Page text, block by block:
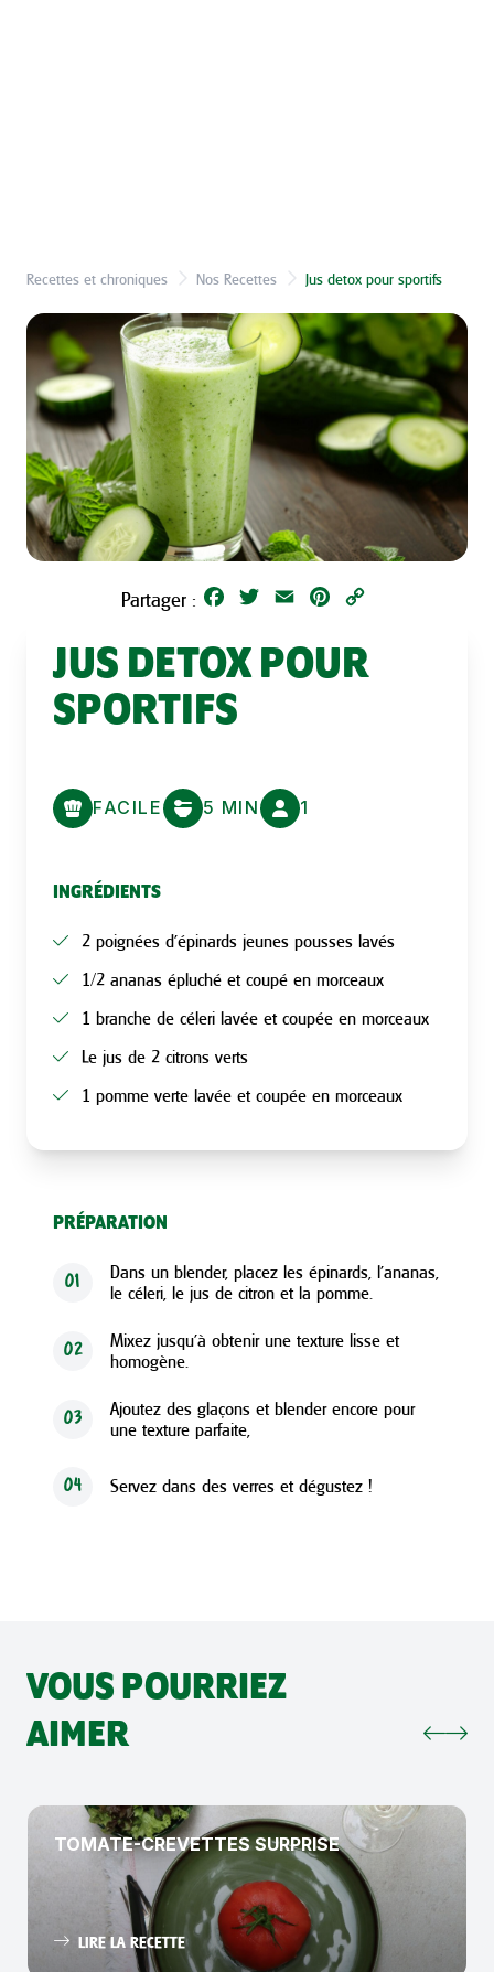
Recettes et chroniques Nos Recettes Jus detox pour sportifs
Partager : Facebook
Twitter Email Pinterest
JUS DETOX POUR
SPORTIFS
FACILE 5 MIN 1
INGRÉDIENTS
2 poignées d’épinards jeunes pousses lavés
1/2 ananas épluché et coupé en morceaux
1 branche de céleri lavée et coupée en morceaux
Le jus de 2 citrons verts
1 pomme verte lavée et coupée en morceaux
PRÉPARATION
01
Dans un blender, placez les épinards, l’ananas,
le céleri, le jus de citron et la pomme.
02
Mixez jusqu’à obtenir une texture lisse et
homogène.
03
Ajoutez des glaçons et blender encore pour
une texture parfaite,
04 Servez dans des verres et dégustez !
VOUS POURRIEZ
AIMER
TOMATE-CREVETTES SURPRISE
LIRE LA RECETTE